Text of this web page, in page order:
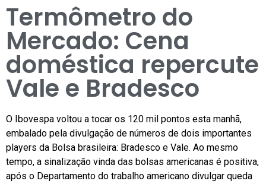
Termômetro do
Mercado: Cena
doméstica repercute
Vale e Bradesco
O Ibovespa voltou a tocar os 120 mil pontos esta manhã,
embalado pela divulgação de números de dois importantes
players da Bolsa brasileira: Bradesco e Vale. Ao mesmo
tempo, a sinalização vinda das bolsas americanas é positiva,
após o Departamento do trabalho americano divulgar queda